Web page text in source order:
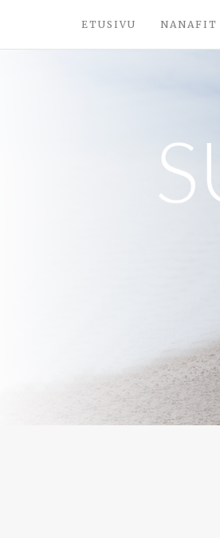
ETUSIVU NANAFIT